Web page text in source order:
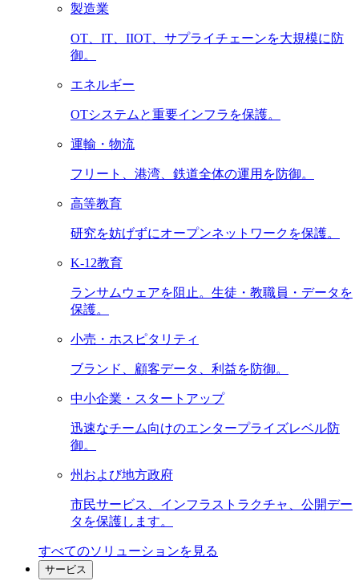
製造業
OT、IT、IIOT、サプライチェーンを大規模に防
御。
エネルギー
OTシステムと重要インフラを保護。
運輸・物流
フリート、港湾、鉄道全体の運用を防御。
高等教育
研究を妨げずにオープンネットワークを保護。
K-12教育
ランサムウェアを阻止。生徒・教職員・データを
保護。
小売・ホスピタリティ
ブランド、顧客データ、利益を防御。
中小企業・スタートアップ
迅速なチーム向けのエンタープライズレベル防
御。
州および地方政府
市民サービス、インフラストラクチャ、公開デー
タを保護します。
すべてのソリューションを見る
サービス